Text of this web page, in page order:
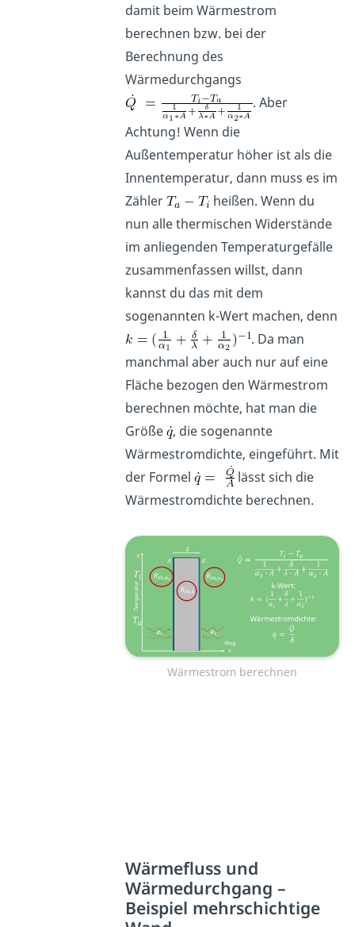
damit beim Wärmestrom
berechnen bzw. bei der
Berechnung des
Wärmedurchgangs
. Aber
Achtung! Wenn die
Außentemperatur höher ist als die
Innentemperatur, dann muss es im
Zähler
heißen. Wenn du
nun alle thermischen Widerstände
im anliegenden Temperaturgefälle
zusammenfassen willst, dann
kannst du das mit dem
sogenannten k-Wert machen, denn
. Da man
manchmal aber auch nur auf eine
Fläche bezogen den Wärmestrom
berechnen möchte, hat man die
Größe , die sogenannte
Wärmestromdichte, eingeführt. Mit
der Formel
lässt sich die
Wärmestromdichte berechnen.
Wärmestrom berechnen
Wärmefluss und
Wärmedurchgang –
Beispiel mehrschichtige